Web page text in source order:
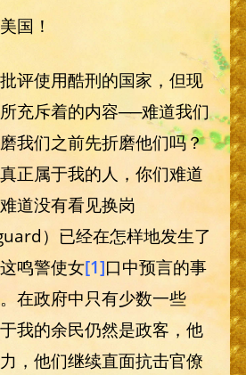
国！
评使用酷刑的国家，但现
充斥着的内容──难道我们
我们之前先折磨他们吗？
正属于我的人，你们难道
道没有看见换岗
）已经在怎样地发生了
鸣警使女[1]口中预言的事
在政府中只有少数一些
我的余民仍然是政客，他
，他们继续直面抗击官僚